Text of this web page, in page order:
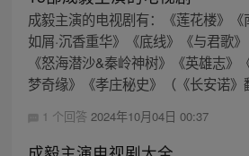
成毅主演的电视剧有：《莲花楼》
如屑·沉香重华》《底线》《与君歌
《怒海潜沙&秦岭神树》《英雄志》
梦奇缘》《孝庄秘史》（《长安诺》
1 个回答 2024年10月04日 00:37